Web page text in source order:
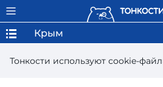
Тонкости используют сookie-
Крым